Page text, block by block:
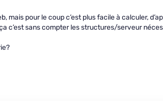
mais pour le coup c’est plus facile à calculer,
c’est sans compter les structures/serveur